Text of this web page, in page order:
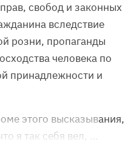
свобод и законных
вследствие
розни, пропаганды
человека по
принадлежности и
этого высказывания,
я так себя вел, …